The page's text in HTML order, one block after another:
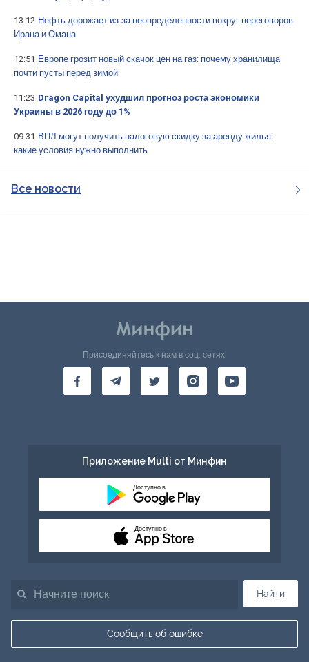
13:12 Нефть дорожает из-за неопределенности вокруг переговоров
Ирана и Омана
12:51 Европе грозит новый скачок цен на газ: почему хранилища
почти пусты перед зимой
11:23 Dragon Capital ухудшил прогноз роста экономики
Украины в 2026 году до 1%
09:31 ВПЛ могут получить налоговую скидку за аренду жилья:
какие условия нужно выполнить
Все новости
Найти
Сообщить об ошибке
Присоединяйтесь к нам в соц. сетях:
Приложение Multi от Минфин
Доступно в
Доступно в